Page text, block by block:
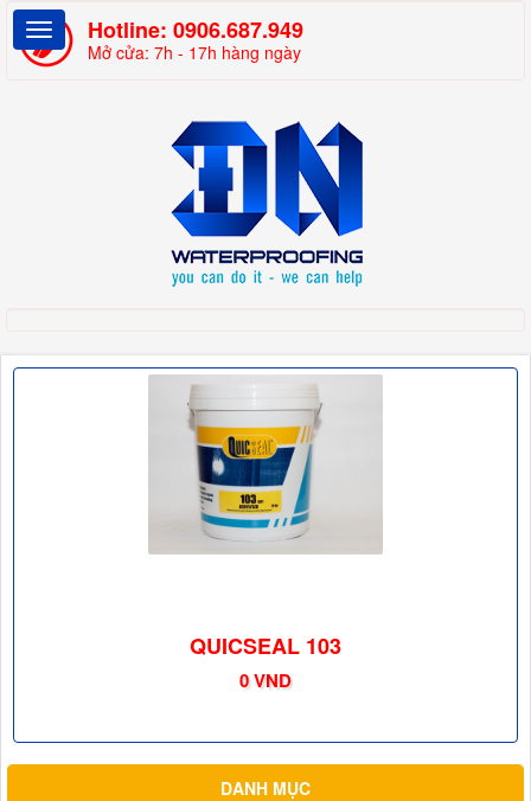
Hotline: 0906.687.949
Mở cửa: 7h - 17h hàng ngày
QUICSEAL 103
0 VND
DANH MỤC